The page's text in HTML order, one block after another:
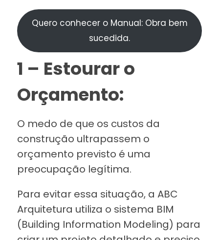
Quero conhecer o Manual: Obra bem
sucedida.
1 – Estourar o
Orçamento:
O medo de que os custos da
construção ultrapassem o
orçamento previsto é uma
preocupação legítima.
Para evitar essa situação, a ABC
Arquitetura utiliza o sistema BIM
(Building Information Modeling) para